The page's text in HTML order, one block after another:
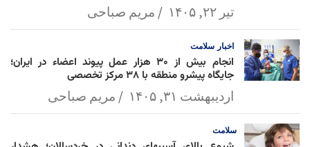
تیر ۲۲, ۱۴۰۵ مریم صباحی
اخبار سلامت
انجام بیش از ۳۰ هزار عمل پیوند اعضاء در ایران؛
جایگاه پیشرو منطقه با ۳۸ مرکز تخصصی
اردیبهشت ۳۱, ۱۴۰۵ مریم صباحی
سلامت